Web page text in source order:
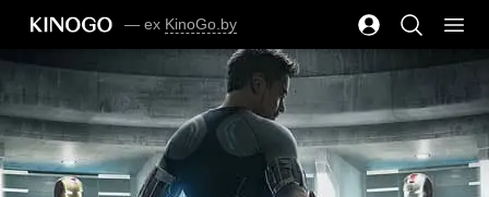
— ex KinoGo.by